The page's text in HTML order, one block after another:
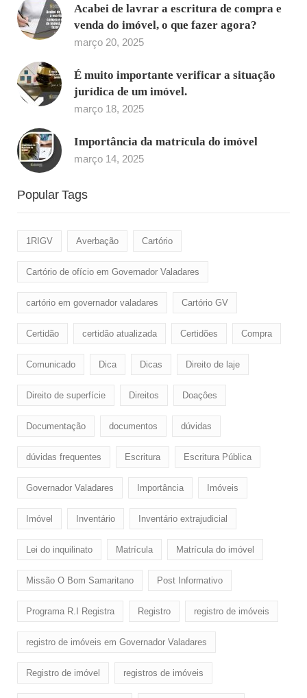
Acabei de lavrar a escritura de compra e
venda do imóvel, o que fazer agora?
março 20, 2025
É muito importante verificar a situação
jurídica de um imóvel.
março 18, 2025
Importância da matrícula do imóvel
março 14, 2025
Popular Tags
1RIGV Averbação Cartório
Cartório de ofício em Governador Valadares
cartório em governador valadares Cartório GV
Certidão certidão atualizada Certidões Compra
Comunicado Dica Dicas Direito de laje
Direito de superfície Direitos Doaçôes
Documentação documentos dúvidas
dúvidas frequentes Escritura Escritura Pública
Governador Valadares Importância Imóveis
Imóvel Inventário Inventário extrajudicial
Lei do inquilinato Matrícula Matrícula do imóvel
Missão O Bom Samaritano Post Informativo
Programa R.I Registra Registro registro de imóveis
registro de imóveis em Governador Valadares
Registro de imóvel registros de imóveis